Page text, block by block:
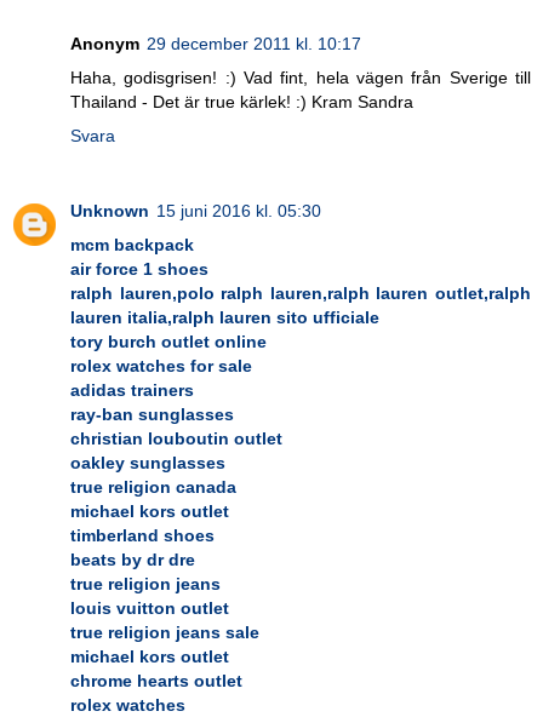
Anonym 29 december 2011 kl. 10:17
Haha, godisgrisen! :) Vad fint, hela vägen från Sverige till
Thailand - Det är true kärlek! :) Kram Sandra
Svara
Unknown 15 juni 2016 kl. 05:30
mcm backpack
air force 1 shoes
ralph lauren,polo ralph lauren,ralph lauren outlet,ralph
lauren italia,ralph lauren sito ufficiale
tory burch outlet online
rolex watches for sale
adidas trainers
ray-ban sunglasses
christian louboutin outlet
oakley sunglasses
true religion canada
michael kors outlet
timberland shoes
beats by dr dre
true religion jeans
louis vuitton outlet
true religion jeans sale
michael kors outlet
chrome hearts outlet
rolex watches